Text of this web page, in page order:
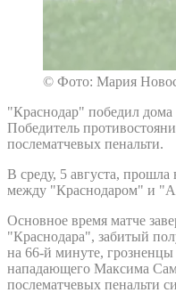
© Фото: Мария
"Краснодар" победил
Победитель
послематчевых пенальти.
В среду, 5 августа, прошла
между "Краснодаром" и
Основное время матче
"Краснодара", забитый
на 66-й минуте,
нападающего Максима
послематчевых пенальти